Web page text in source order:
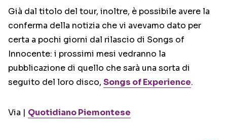
Già dal titolo del tour, inoltre, è possibile avere la
conferma della notizia che vi avevamo dato per
certa a pochi giorni dal rilascio di Songs of
Innocente: i prossimi mesi vedranno la
pubblicazione di quello che sarà una sorta di
seguito del loro disco, Songs of Experience.
Via | Quotidiano Piemontese